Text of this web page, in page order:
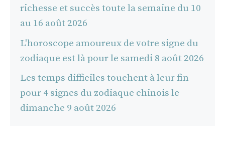
richesse et succès toute la semaine du 10
au 16 août 2026
L'horoscope amoureux de votre signe du
zodiaque est là pour le samedi 8 août 2026
Les temps difficiles touchent à leur fin
pour 4 signes du zodiaque chinois le
dimanche 9 août 2026